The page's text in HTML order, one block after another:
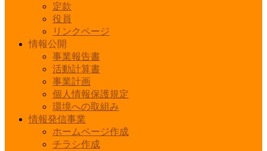
定款
役員
リンクページ
情報公開
事業報告書
活動計算書
事業計画
個人情報保護規定
環境への取組み
情報発信事業
ホームページ作成
チラシ作成